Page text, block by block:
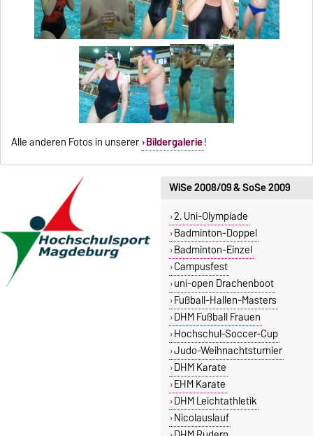
Alle anderen Fotos in unserer Bildergalerie!
WiSe 2008/09 & SoSe 2009
2. Uni-Olympiade
Badminton-Doppel
Badminton-Einzel
Campusfest
uni-open Drachenboot
Fußball-Hallen-Masters
DHM Fußball Frauen
Hochschul-Soccer-Cup
Judo-Weihnachtsturnier
DHM Karate
EHM Karate
DHM Leichtathletik
Nicolauslauf